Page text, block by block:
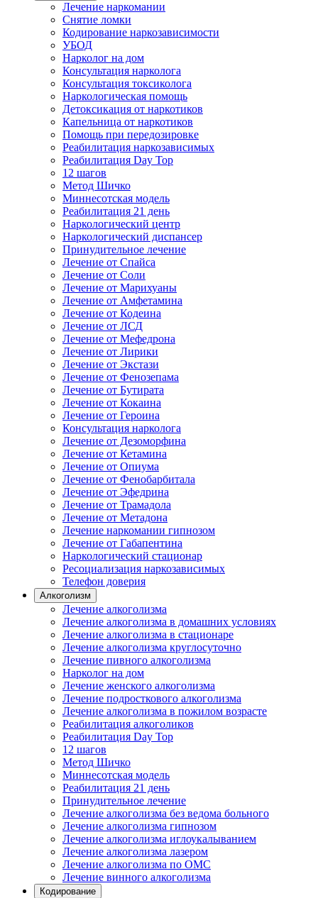
Лечение наркомании
Снятие ломки
Кодирование наркозависимости
УБОД
Нарколог на дом
Консультация нарколога
Консультация токсиколога
Наркологическая помощь
Детоксикация от наркотиков
Капельница от наркотиков
Помощь при передозировке
Реабилитация наркозависимых
Реабилитация Day Top
12 шагов
Метод Шичко
Миннесотская модель
Реабилитация 21 день
Наркологический центр
Наркологический диспансер
Принудительное лечение
Лечение от Спайса
Лечение от Соли
Лечение от Марихуаны
Лечение от Амфетамина
Лечение от Кодеина
Лечение от ЛСД
Лечение от Мефедрона
Лечение от Лирики
Лечение от Экстази
Лечение от Фенозепама
Лечение от Бутирата
Лечение от Кокаина
Лечение от Героина
Консультация нарколога
Лечение от Дезоморфина
Лечение от Кетамина
Лечение от Опиума
Лечение от Фенобарбитала
Лечение от Эфедрина
Лечение от Трамадола
Лечение от Метадона
Лечение наркомании гипнозом
Лечение от Габапентина
Наркологический стационар
Ресоциализация наркозависимых
Телефон доверия
Алкоголизм
Лечение алкоголизма
Лечение алкоголизма в домашних условиях
Лечение алкоголизма в стационаре
Лечение алкоголизма круглосуточно
Лечение пивного алкоголизма
Нарколог на дом
Лечение женского алкоголизма
Лечение подросткового алкоголизма
Лечение алкоголизма в пожилом возрасте
Реабилитация алкоголиков
Реабилитация Day Top
12 шагов
Метод Шичко
Миннесотская модель
Реабилитация 21 день
Принудительное лечение
Лечение алкоголизма без ведома больного
Лечение алкоголизма гипнозом
Лечение алкоголизма иглоукалыванием
Лечение алкоголизма лазером
Лечение алкоголизма по ОМС
Лечение винного алкоголизма
Кодирование